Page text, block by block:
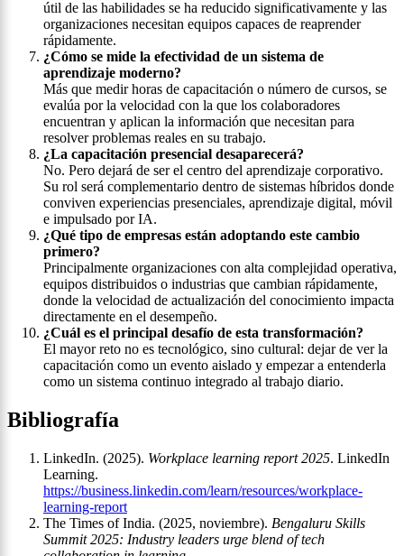
útil de las habilidades se ha reducido significativamente y las
organizaciones necesitan equipos capaces de reaprender
rápidamente.
¿Cómo se mide la efectividad de un sistema de
aprendizaje moderno?
Más que medir horas de capacitación o número de cursos, se
evalúa por la velocidad con la que los colaboradores
encuentran y aplican la información que necesitan para
resolver problemas reales en su trabajo.
¿La capacitación presencial desaparecerá?
No. Pero dejará de ser el centro del aprendizaje corporativo.
Su rol será complementario dentro de sistemas híbridos donde
conviven experiencias presenciales, aprendizaje digital, móvil
e impulsado por IA.
¿Qué tipo de empresas están adoptando este cambio
primero?
Principalmente organizaciones con alta complejidad operativa,
equipos distribuidos o industrias que cambian rápidamente,
donde la velocidad de actualización del conocimiento impacta
directamente en el desempeño.
¿Cuál es el principal desafío de esta transformación?
El mayor reto no es tecnológico, sino cultural: dejar de ver la
capacitación como un evento aislado y empezar a entenderla
como un sistema continuo integrado al trabajo diario.
Bibliografía
LinkedIn. (2025). Workplace learning report 2025. LinkedIn
Learning.
https://business.linkedin.com/learn/resources/workplace-
learning-report
The Times of India. (2025, noviembre). Bengaluru Skills
Summit 2025: Industry leaders urge blend of tech